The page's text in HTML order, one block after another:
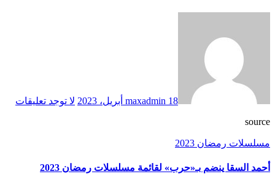
maxadmin 18 أبريل، 2023
لا توجد تعليقات
source
مسلسلات رمضان 2023
أحمد السقا ينضم بـ«حرب» لقائمة مسلسلات رمضان 2023